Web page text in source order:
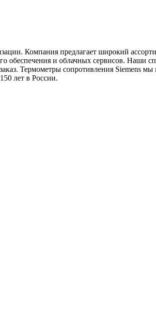
Компания предлагает широкий
и облачных сервисов. Наши
Термометры сопротивления Siemens
лет в России.